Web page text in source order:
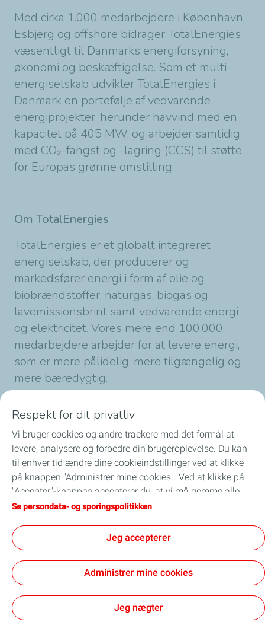
Med cirka 1.000 medarbejdere i København,
Esbjerg og offshore bidrager TotalEnergies
væsentligt til Danmarks energiforsyning,
økonomi og beskæftigelse. Som et multi-
energiselskab udvikler TotalEnergies i
Danmark en portefølje af vedvarende
energiprojekter, herunder havvind med en
kapacitet på 405 MW, og arbejder samtidig
med CO₂-fangst og -lagring (CCS) til støtte
for Europas grønne omstilling.
Om TotalEnergies
TotalEnergies er et globalt integreret
energiselskab, der producerer og
markedsfører energi i form af olie og
biobrændstoffer, naturgas, biogas og
lavemissionsbrint samt vedvarende energi
og elektricitet. Vores mere end 100.000
medarbejdere arbejder for at levere energi,
som er mere pålidelig, mere tilgængelig og
mere bæredygtig.
TotalEnergies bæredygtighed i centrum for
sin strategi, sine projekter og sine aktiviteter.
Udgivet den 27/05/2026
Cookies
Respekt for dit privatliv
Vi bruger cookies og andre trackere med det formål at
levere, analysere og forbedre din brugeroplevelse. Du kan
til enhver tid ændre dine cookieindstillinger ved at klikke
på knappen "Administrer mine cookies". Ved at klikke på
"Accepter"-knappen accepterer du, at vi må gemme alle
cookies på din enhed. Hvis du klikker på "Afvis", vil kun de
korrekt, blive brugt. For yderligere oplysninger henvises til
siden "Persondata og sporingspolitik".
Se persondata- og sporingspolitikken
Jeg accepterer
Administrer mine cookies
Jeg nægter